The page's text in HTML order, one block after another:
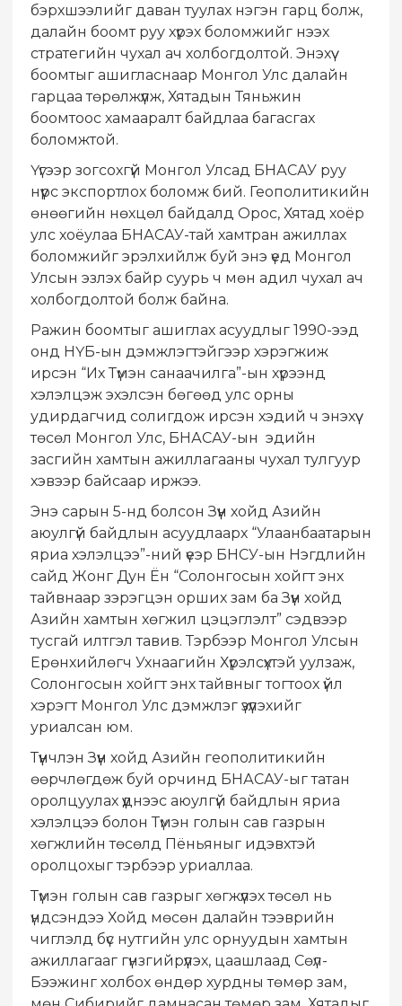
бэрхшээлийг даван туулах нэгэн гарц болж,
далайн боомт руу хүрэх боломжийг нээх
стратегийн чухал ач холбогдолтой. Энэхүү
боомтыг ашигласнаар Монгол Улс далайн
гарцаа төрөлжүүлж, Хятадын Тяньжин
боомтоос хамааралт байдлаа багасгах
боломжтой.
Үүгээр зогсохгүй Монгол Улсад БНАСАУ руу
нүүрс экспортлох боломж бий. Геополитикийн
өнөөгийн нөхцөл байдалд Орос, Хятад хоёр
улс хоёулаа БНАСАУ-тай хамтран ажиллах
боломжийг эрэлхийлж буй энэ үед Монгол
Улсын эзлэх байр суурь ч мөн адил чухал ач
холбогдолтой болж байна.
Ражин боомтыг ашиглах асуудлыг 1990-ээд
онд НҮБ-ын дэмжлэгтэйгээр хэрэгжиж
ирсэн “Их Түмэн санаачилга”-ын хүрээнд
хэлэлцэж эхэлсэн бөгөөд улс орны
удирдагчид солигдож ирсэн хэдий ч энэхүү
төсөл Монгол Улс, БНАСАУ-ын эдийн
засгийн хамтын ажиллагааны чухал тулгуур
хэвээр байсаар иржээ.
Энэ сарын 5-нд болсон Зүүн хойд Азийн
аюулгүй байдлын асуудлаарх “Улаанбаатарын
яриа хэлэлцээ”-ний үеэр БНСУ-ын Нэгдлийн
сайд Жонг Дун Ён “Солонгосын хойгт энх
тайвнаар зэрэгцэн орших зам ба Зүүн хойд
Азийн хамтын хөгжил цэцэглэлт” сэдвээр
тусгай илтгэл тавив. Тэрбээр Монгол Улсын
Ерөнхийлөгч Ухнаагийн Хүрэлсүхтэй уулзаж,
Солонгосын хойгт энх тайвныг тогтоох үйл
хэрэгт Монгол Улс дэмжлэг үзүүлэхийг
уриалсан юм.
Түүнчлэн Зүүн хойд Азийн геополитикийн
өөрчлөгдөж буй орчинд БНАСАУ-ыг татан
оролцуулах үүднээс аюулгүй байдлын яриа
хэлэлцээ болон Түмэн голын сав газрын
хөгжлийн төсөлд Пёньяныг идэвхтэй
оролцохыг тэрбээр уриаллаа.
Түмэн голын сав газрыг хөгжүүлэх төсөл нь
үндсэндээ Хойд мөсөн далайн тээврийн
чиглэлд бүс нутгийн улс орнуудын хамтын
ажиллагааг гүнзгийрүүлэх, цаашлаад Сөүл-
Бээжинг холбох өндөр хурдны төмөр зам,